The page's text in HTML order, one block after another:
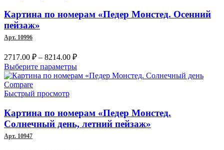
Опции
можно
товара.
Картина по номерам «Педер Монстед. Осенний
пейзаж»
Арт. 10996
2717.00 ₽ – 8214.00 ₽Диапазон
цен:
2717.00 ₽
Выберите параметрыЭтот
товар
Опции
можно
выбрать
Compare
Быстрый просмотр
Картина по номерам «Педер Монстед.
Солнечный день, летний пейзаж»
Арт. 10947